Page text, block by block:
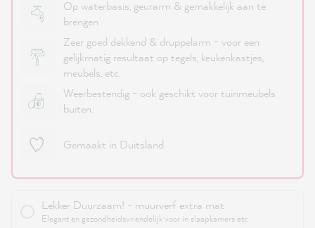
Op waterbasis, geurarm & gemakkelijk aan te
brengen
Zeer goed dekkend & druppelarm - voor een
gelijkmatig resultaat op tegels, keukenkastjes,
meubels, etc.
Weerbestendig - ook geschikt voor tuinmeubels
buiten.
Gemaakt in Duitsland
Lekker Duurzaam! - muurverf extra mat
Elegant en gezondheidsvriendelijk voor in slaapkamers etc.